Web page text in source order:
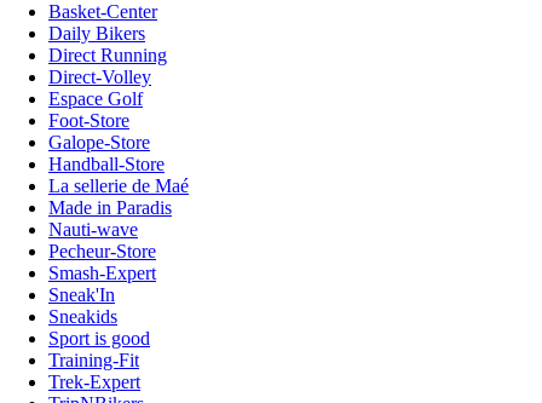
Basket-Center
Daily Bikers
Direct Running
Direct-Volley
Espace Golf
Foot-Store
Galope-Store
Handball-Store
La sellerie de Maé
Made in Paradis
Nauti-wave
Pecheur-Store
Smash-Expert
Sneak'In
Sneakids
Sport is good
Training-Fit
Trek-Expert